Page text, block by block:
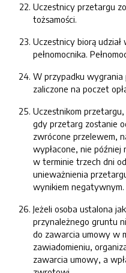
Uczestnicy przetargu
tożsamości.
Uczestnicy biorą
pełnomocnika.
W przypadku wygrania
zaliczone na poczet
Uczestnikom
gdy przetarg zostanie
zwrócone przelewem,
wypłacone, nie później
w terminie trzech dni
unieważnienia
wynikiem negatywnym.
Jeżeli osoba ustalona
przynależnego gruntu
do zawarcia umowy w
zawiadomieniu,
zawarcia umowy, a